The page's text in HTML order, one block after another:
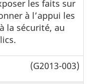
les faits sur
à l’appui les
la sécurité, au
(G2013-003)